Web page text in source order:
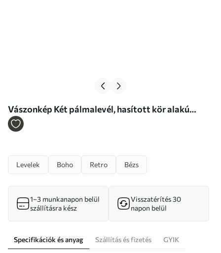
Vászonkép Két pálmalevél, hasított kör alakú
napmotívummal Nr s46491
Levelek Boho Retro Bézs
1–3 munkanapon belül
szállításra kész
Visszatérítés 30
napon belül
Specifikációk és anyag Szállítás és fizetés GYIK